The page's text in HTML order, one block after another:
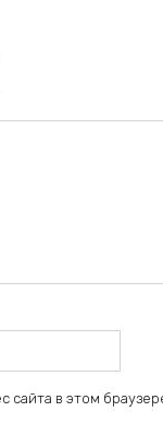
сайта в этом